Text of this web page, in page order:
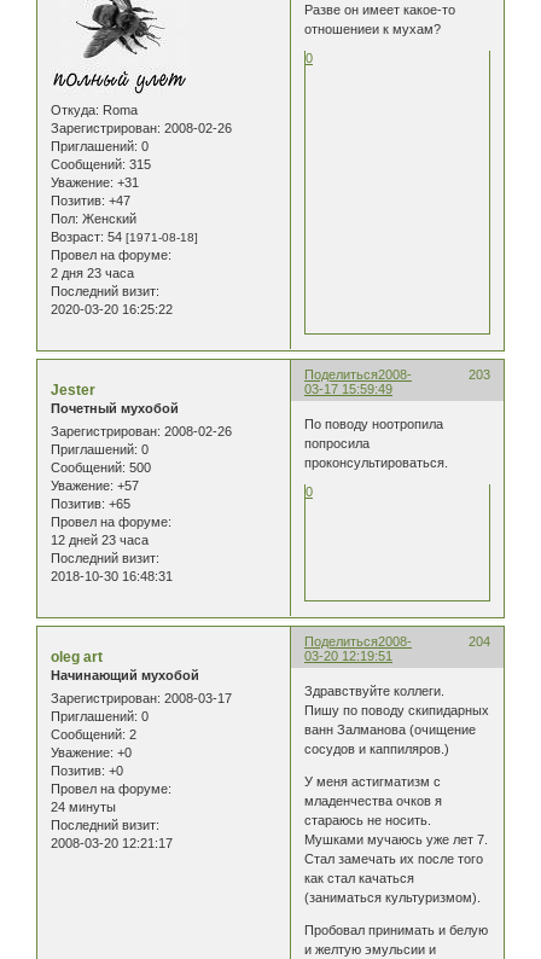
Откуда: Roma
Зарегистрирован: 2008-02-26
Приглашений: 0
Сообщений: 315
Уважение: +31
Позитив: +47
Пол: Женский
Возраст: 54 [1971-08-18]
Провел на форуме:
2 дня 23 часа
Последний визит:
2020-03-20 16:25:22
Разве он имеет какое-то
отношениеи к мухам?
0
Поделиться 203
2008-
03-17 15:59:49
Jester
Почетный мухобой
Зарегистрирован: 2008-02-26
Приглашений: 0
Сообщений: 500
Уважение: +57
Позитив: +65
Провел на форуме:
12 дней 23 часа
Последний визит:
2018-10-30 16:48:31
По поводу ноотропила
попросила
проконсультироваться.
0
Поделиться 204
2008-
03-20 12:19:51
oleg art
Начинающий мухобой
Зарегистрирован: 2008-03-17
Приглашений: 0
Сообщений: 2
Уважение: +0
Позитив: +0
Провел на форуме:
24 минуты
Последний визит:
2008-03-20 12:21:17
Здравствуйте коллеги.
Пишу по поводу скипидарных
ванн Залманова (очищение
сосудов и каппиляров.)
У меня астигматизм с
младенчества очков я
стараюсь не носить.
Мушками мучаюсь уже лет 7.
Стал замечать их после того
как стал качаться
(заниматься культуризмом).
Пробовал принимать и белую
и желтую эмульсии и